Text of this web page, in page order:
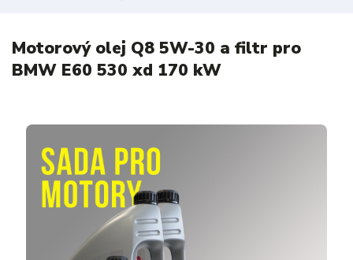
Motorový olej Q8 5W-30 a filtr pro
BMW E60 530 xd 170 kW